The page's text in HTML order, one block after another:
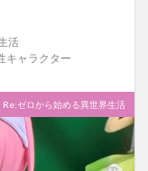
活
キャラクター
Re:ゼロから始める異世界生活